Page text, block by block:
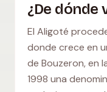
¿De dónde
El Aligoté
donde crece en
de Bouzeron, en
1998 una